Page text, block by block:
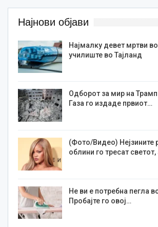
Најнови објави
Најмалку девет мртви
училиште во Тајланд
Одборот за мир на
Газа го издаде првиот…
(Фото/Видео) Нејзините
облини го тресат светот,
Не ви е потребна пегла
Пробајте го овој…